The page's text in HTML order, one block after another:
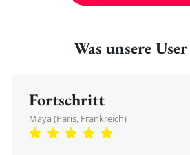
Was unsere
Fortschritt
Maya (Paris, Frankreich)